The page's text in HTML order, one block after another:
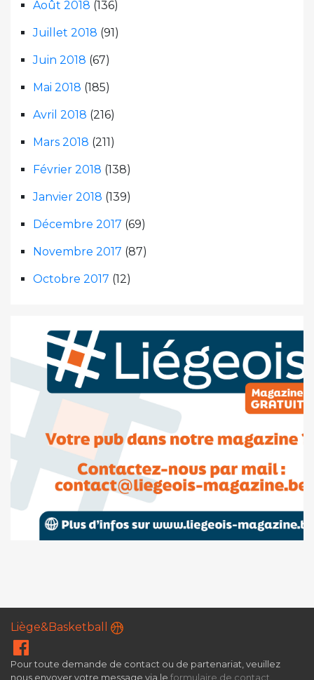
Août 2018 (136)
Juillet 2018 (91)
Juin 2018 (67)
Mai 2018 (185)
Avril 2018 (216)
Mars 2018 (211)
Février 2018 (138)
Janvier 2018 (139)
Décembre 2017 (69)
Novembre 2017 (87)
Octobre 2017 (12)
Liège&Basketball
Pour toute demande de contact ou de partenariat, veuillez
nous envoyer votre message via le formulaire de contact